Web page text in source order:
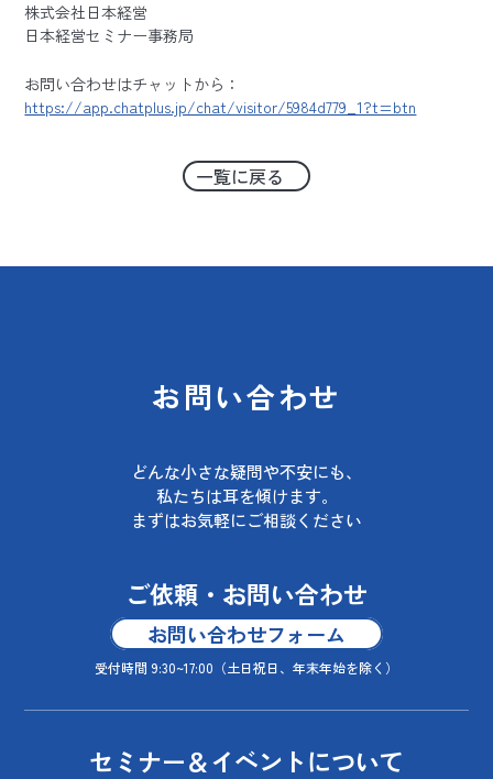
株式会社日本経営
日本経営セミナー事務局
お問い合わせはチャットから：
https://app.chatplus.jp/chat/visitor/5984d779_1?t=btn
一覧に戻る
お問い合わせ
どんな小さな疑問や不安にも、
私たちは耳を傾けます。
まずはお気軽にご相談ください
ご依頼・お問い合わせ
お問い合わせフォーム
受付時間 9:30~17:00 （土日祝日、年末年始を除く）
セミナー＆イベントについて